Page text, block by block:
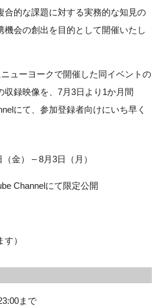
閉じる
合的な課題に対する実務的な知見の
機会の創出を目的として開催いたし
ューヨークで開催した同イベントの
収録映像を、7月3日より1か月間
にて、参加登録者向けにいち早く
金） – 8月3日（月）
Channelにて限定公開
）
まで